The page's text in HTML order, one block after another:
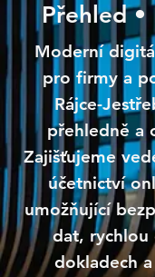
Přehled
Moderní
pro firmy a
Rájce-
přehledně a
Zajišťujeme
účetnictví
umožňující
dat, rychlou
dokladech